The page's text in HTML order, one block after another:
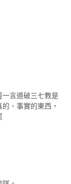
一言道破三七教是
、事實的東西，